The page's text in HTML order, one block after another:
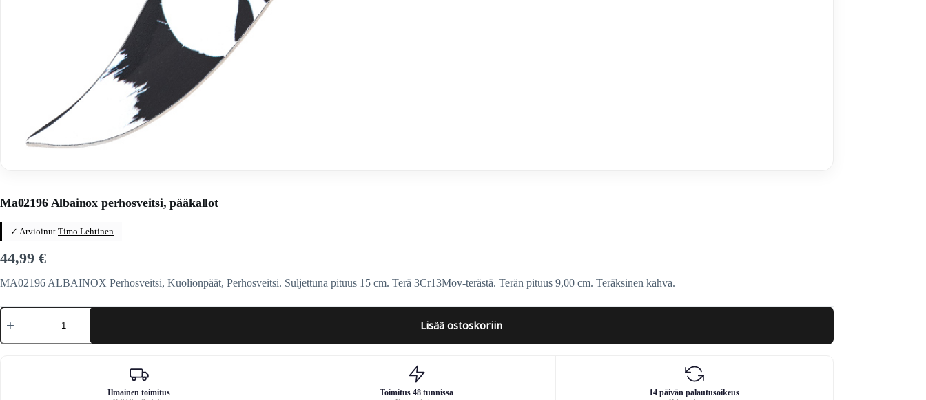
Ma02196 Albainox perhosveitsi, pääkallot
✓ Arvioinut Timo Lehtinen
44,99 €
MA02196 ALBAINOX Perhosveitsi, Kuolionpäät, Perhosveitsi. Suljettuna pituus 15 cm. Terä 3Cr13Mov-terästä. Terän pituus 9,00 cm. Teräksinen kahva.
Ma02196
Albainox
pääkallot
Lisää ostoskoriin
Ilmainen toimitus Toimitus 48 tunnissa 14 päivän palautusoikeus